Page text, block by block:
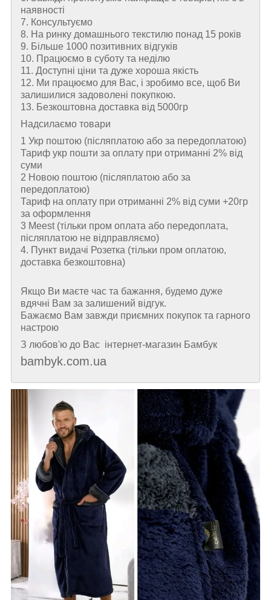
наявності
7. Консультуємо
8. На ринку домашнього текстилю понад 15 років
9. Більше 1000 позитивних відгуків
10. Працюємо в суботу та неділю
11. Доступні ціни та дуже хороша якість
12. Ми працюємо для Вас, і зробимо все, щоб Ви
залишилися задоволені покупкою.
13. Безкоштовна доставка від 5000гр
Надсилаємо товари
1 Укр поштою (пiсляплатою або за передоплатою)
Тариф укр пошти за оплату при отриманні 2% від
суми
2 Новою поштою (пiсляплатою або за
передоплатою)
Тариф на оплату при отриманні 2% від суми +20гр
за оформлення
3 Meest (тільки пром оплата або передоплата,
післяплатою не відправляємо)
4. Пункт видачі Розетка (тільки пром оплатою,
доставка безкоштовна)
Якщо Ви маєте час та бажання, будемо дуже
вдячні Вам за залишений відгук.
Бажаємо Вам завжди приємних покупок та гарного
настрою
З любов'ю до Вас інтернет-магазин Бамбук
bambyk.com.ua